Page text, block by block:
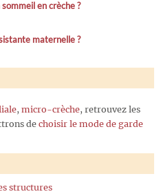
en crèche ?
maternelle ?
, micro-crèche, retrouvez les
de choisir le mode de garde
structures